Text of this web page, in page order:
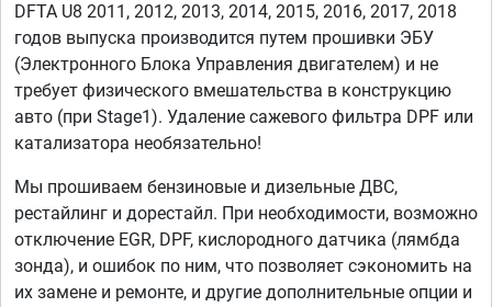
DFTA U8 2011, 2012, 2013, 2014, 2015, 2016, 2017, 2018
годов выпуска производится путем прошивки ЭБУ
(Электронного Блока Управления двигателем) и не
требует физического вмешательства в конструкцию
авто (при Stage1). Удаление сажевого фильтра DPF или
катализатора необязательно!
Мы прошиваем бензиновые и дизельные ДВС,
рестайлинг и дорестайл. При необходимости, возможно
отключение EGR, DPF, кислородного датчика (лямбда
зонда), и ошибок по ним, что позволяет сэкономить на
их замене и ремонте, и другие дополнительные опции и